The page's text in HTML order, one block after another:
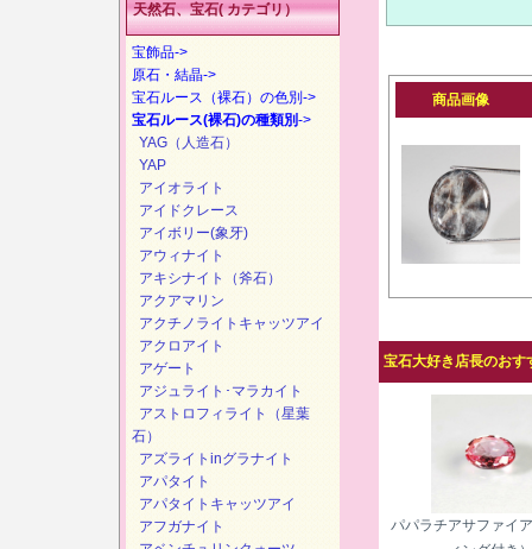
商品画像
宝石大好き店長のおす
パパラチアサファイ
天然石、宝石( カテゴリ）
宝飾品->
原石・結晶->
宝石ルース（裸石）の色別->
宝石ルース(裸石)の種類別->
YAG（人造石）
YAP
アイオライト
アイドクレース
アイボリー(象牙)
アウィナイト
アキシナイト（斧石）
アクアマリン
アクチノライトキャッツアイ
アクロアイト
アゲート
アジュライト･マラカイト
アストロフィライト（星葉
石）
アズライトinグラナイト
アパタイト
アパタイトキャッツアイ
アフガナイト